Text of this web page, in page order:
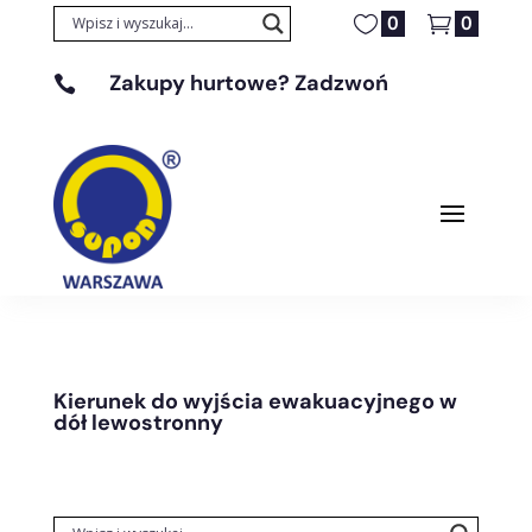
0 0
 Zakupy hurtowe? Zadzwoń
Kierunek do wyjścia ewakuacyjnego w
dół lewostronny